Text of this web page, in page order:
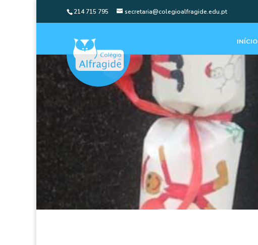
214 715 795 secretaria@colegioalfragide.edu.pt
INÍCIO